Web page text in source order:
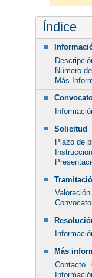
Índice
Número
Más
Solicitud
Plazo de
Más
Contacto